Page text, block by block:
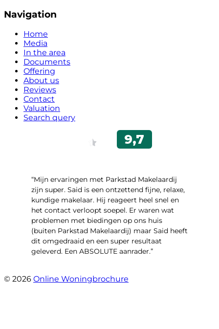
Navigation
Home
Media
In the area
Documents
Offering
About us
Reviews
Contact
Valuation
Search query
“Mijn ervaringen met Parkstad Makelaardij
zijn super. Said is een ontzettend fijne, relaxe,
kundige makelaar. Hij reageert heel snel en
het contact verloopt soepel. Er waren wat
problemen met biedingen op ons huis
(buiten Parkstad Makelaardij) maar Said heeft
dit omgedraaid en een super resultaat
geleverd. Een ABSOLUTE aanrader.”
© 2026 Online Woningbrochure